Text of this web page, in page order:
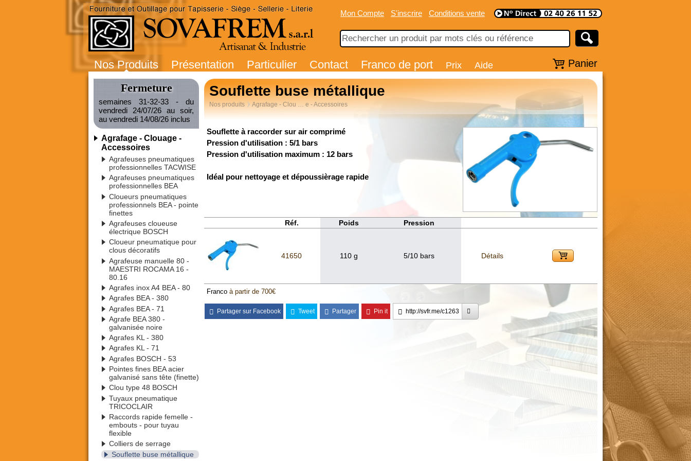
Mon Compte S'inscrire Conditions vente
Nos Produits Présentation Particulier Contact Franco de port Prix Aide Panier
Fermeture
semaines 31-32-33 - du
vendredi 24/07/26 au soir,
au vendredi 14/08/26 inclus
Agrafage - Clouage -
Accessoires
Agrafeuses pneumatiques
professionnelles TACWISE
Agrafeuses pneumatiques
professionnelles BEA
Cloueurs pneumatiques
professionnels BEA - pointe
finettes
Agrafeuses cloueuse
électrique BOSCH
Cloueur pneumatique pour
clous décoratifs
Agrafeuse manuelle 80 -
MAESTRI ROCAMA 16 -
80.16
Agrafes inox A4 BEA - 80
Agrafes BEA - 380
Agrafes BEA - 71
Agrafe BEA 380 -
galvanisée noire
Agrafes KL - 380
Agrafes KL - 71
Agrafes BOSCH - 53
Pointes fines BEA acier
galvanisé sans tête (finette)
Clou type 48 BOSCH
Tuyaux pneumatique
TRICOCLAIR
Raccords rapide femelle -
embouts - pour tuyau
flexible
Colliers de serrage
Souflette buse métallique
Souflette buse métallique
Nos produits Agrafage - Clou … e - Accessoires
Souflette à raccorder sur air comprimé
Pression d'utilisation : 5/1 bars
Pression d'utilisation maximum : 12 bars
Idéal pour nettoyage et dépoussièrage rapide
Réf. Poids Pression
41650 110 g 5/10 bars Détails
Franco à partir de 700€
Partager sur Facebook Tweet Partager Pin it http://svfr.me/c1263